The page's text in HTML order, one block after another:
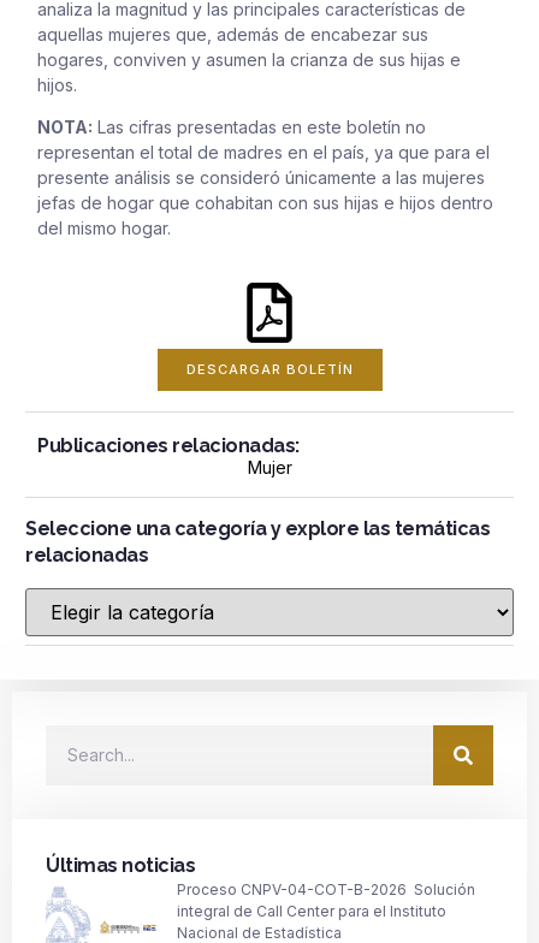
analiza la magnitud y las principales características de
aquellas mujeres que, además de encabezar sus
hogares, conviven y asumen la crianza de sus hijas e
hijos.
NOTA: Las cifras presentadas en este boletín no
representan el total de madres en el país, ya que para el
presente análisis se consideró únicamente a las mujeres
jefas de hogar que cohabitan con sus hijas e hijos dentro
del mismo hogar.
DESCARGAR BOLETÍN
Publicaciones relacionadas:
Mujer
Seleccione una categoría y explore las temáticas
relacionadas
Últimas noticias
Proceso CNPV-04-COT-B-2026 Solución
integral de Call Center para el Instituto
Nacional de Estadística